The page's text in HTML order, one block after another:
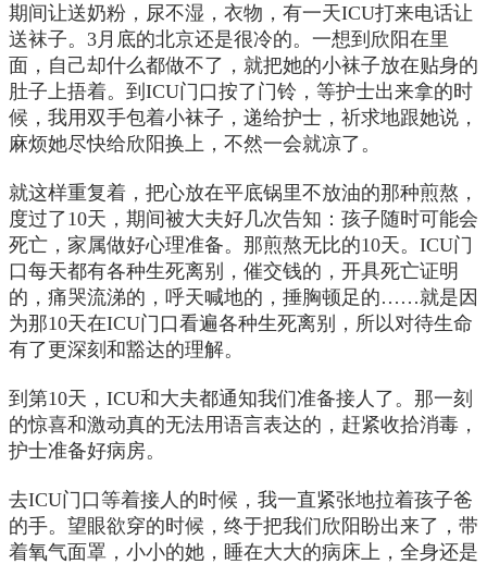
期间让送奶粉，尿不湿，衣物，有一天ICU打来电话让
送袜子。3月底的北京还是很冷的。一想到欣阳在里
面，自己却什么都做不了，就把她的小袜子放在贴身的
肚子上捂着。到ICU门口按了门铃，等护士出来拿的时
候，我用双手包着小袜子，递给护士，祈求地跟她说，
麻烦她尽快给欣阳换上，不然一会就凉了。
就这样重复着，把心放在平底锅里不放油的那种煎熬，
度过了10天，期间被大夫好几次告知：孩子随时可能会
死亡，家属做好心理准备。那煎熬无比的10天。ICU门
口每天都有各种生死离别，催交钱的，开具死亡证明
的，痛哭流涕的，呼天喊地的，捶胸顿足的……就是因
为那10天在ICU门口看遍各种生死离别，所以对待生命
有了更深刻和豁达的理解。
到第10天，ICU和大夫都通知我们准备接人了。那一刻
的惊喜和激动真的无法用语言表达的，赶紧收拾消毒，
护士准备好病房。
去ICU门口等着接人的时候，我一直紧张地拉着孩子爸
的手。望眼欲穿的时候，终于把我们欣阳盼出来了，带
着氧气面罩，小小的她，睡在大大的病床上，全身还是